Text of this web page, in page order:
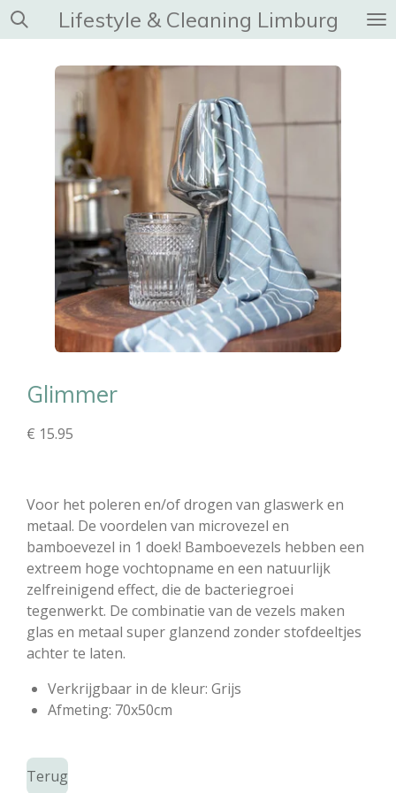
Ga
direct
hoofdinhoud
Lifestyle & Cleaning Limburg
Glimmer
€ 15.95
Voor het poleren en/of drogen van glaswerk en
metaal. De voordelen van microvezel en
bamboevezel in 1 doek! Bamboevezels hebben een
extreem hoge vochtopname en een natuurlijk
zelfreinigend effect, die de bacteriegroei
tegenwerkt. De combinatie van de vezels maken
glas en metaal super glanzend zonder stofdeeltjes
achter te laten.
Verkrijgbaar in de kleur: Grijs
Afmeting: 70x50cm
Terug